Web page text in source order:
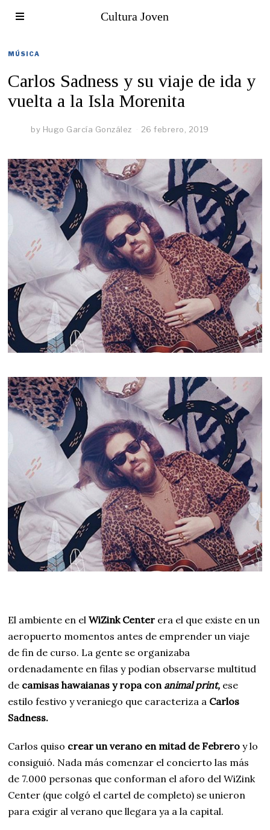
Cultura Joven
MÚSICA
Carlos Sadness y su viaje de ida y
vuelta a la Isla Morenita
by Hugo García González 26 febrero, 2019
El ambiente en el WiZink Center era el que existe en un
aeropuerto momentos antes de emprender un viaje
de fin de curso. La gente se organizaba
ordenadamente en filas y podían observarse multitud
de camisas hawaianas y ropa con animal print, ese
estilo festivo y veraniego que caracteriza a Carlos
Sadness.
Carlos quiso crear un verano en mitad de Febrero y lo
consiguió. Nada más comenzar el concierto las más
de 7.000 personas que conforman el aforo del WiZink
Center (que colgó el cartel de completo) se unieron
para exigir al verano que llegara ya a la capital.